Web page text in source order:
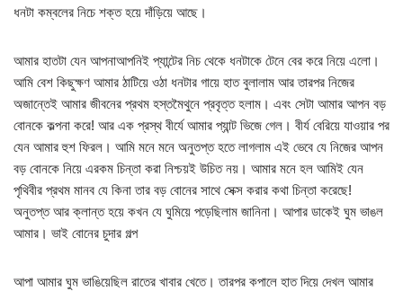
ধনটা কম্বলের নিচে শক্ত হয়ে দাঁড়িয়ে আছে।
আমার হাতটা যেন আপনাআপনিই প্যান্টের নিচ থেকে ধনটাকে টেনে বের করে নিয়ে এলো।
আমি বেশ কিছুক্ষণ আমার ঠাটিয়ে ওঠা ধনটার গায়ে হাত বুলালাম আর তারপর নিজের
অজান্তেই আমার জীবনের প্রথম হস্তমৈথুনে প্রবৃত্ত হলাম। এবং সেটা আমার আপন বড়
বোনকে কল্পনা করে! আর এক প্রস্থ বীর্যে আমার প্যান্ট ভিজে গেল। বীর্য বেরিয়ে যাওয়ার পর
যেন আমার হুশ ফিরল। আমি মনে মনে অনুতপ্ত হতে লাগলাম এই ভেবে যে নিজের আপন
বড় বোনকে নিয়ে এরকম চিন্তা করা নিশ্চয়ই উচিত নয়। আমার মনে হল আমিই যেন
পৃথিবীর প্রথম মানব যে কিনা তার বড় বোনের সাথে সেক্স করার কথা চিন্তা করেছে!
অনুতপ্ত আর ক্লান্ত হয়ে কখন যে ঘুমিয়ে পড়েছিলাম জানিনা। আপার ডাকেই ঘুম ভাঙল
আমার। ভাই বোনের চুদার গল্প
আপা আমার ঘুম ভাঙিয়েছিল রাতের খাবার খেতে। তারপর কপালে হাত দিয়ে দেখল আমার